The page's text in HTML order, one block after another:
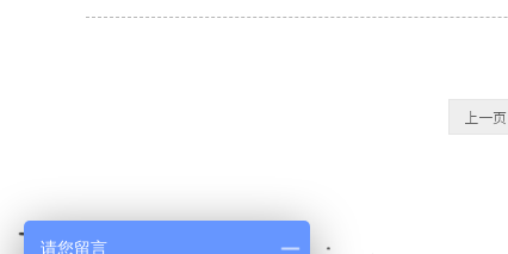
上一页
请您留言